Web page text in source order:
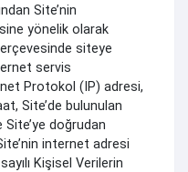
Site’nin
yönelik olarak
siteye
servis
Protokol (IP) adresi,
Site’de bulunulan
doğrudan
internet adresi
Kişisel Verilerin